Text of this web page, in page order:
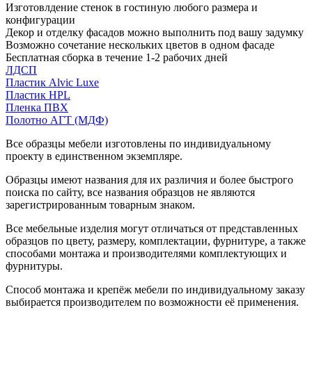
Изготовлдение стенок в гостиную любого размера и
конфигурации
Декор и отделку фасадов можно выполнить под вашу задумку
Возможно сочетание нескольких цветов в одном фасаде
Бесплатная сборка в течение 1-2 рабочих дней
ЛДСП
Пластик Alvic Luxe
Пластик HPL
Пленка ПВХ
Полотно АГТ (МДФ)
Все образцы мебели изготовлены по индивидуальному
проекту в единственном экземпляре.
Образцы имеют названия для их различия и более быстрого
поиска по сайту, все названия образцов не являются
зарегистрированным товарным знаком.
Все мебельные изделия могут отличаться от представленных
образцов по цвету, размеру, комплектации, фурнитуре, а также
способами монтажа и производителями комплектующих и
фурнитуры.
Способ монтажа и крепёж мебели по индивидуальному заказу
выбирается производителем по возможности её применения.